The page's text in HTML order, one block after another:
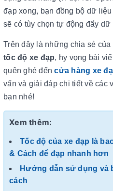
đạp xong, bạn đồng bộ dữ
sẽ có tùy chọn tự động đẩy dữ
Trên đây là những chia sẻ
tốc độ xe đạp, hy vọng bài
quên ghé đếncửa hàng xe
vấn và giải đáp chi tiết về các
bạn nhé!
Xem thêm:
Tốc độ của xe đạp là
& Cách để đạp nhanh hơn
Hướng dẫn sử dụng và
cách